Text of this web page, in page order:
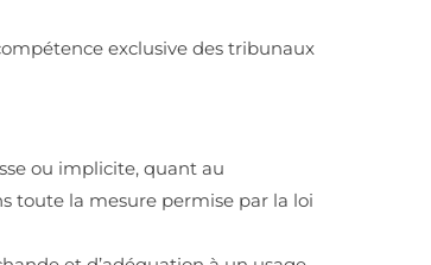
exclusive des tribunaux
ou implicite, quant au
toute la mesure permise par la loi